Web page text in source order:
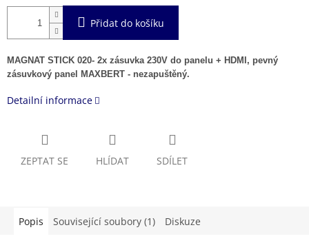
Přidat do košíku
MAGNAT STICK 020- 2x zásuvka 230V do panelu + HDMI, pevný
zásuvkový panel MAXBERT - nezapuštěný.
Detailní informace
ZEPTAT SE HLÍDAT SDÍLET
Popis Související soubory (1) Diskuze